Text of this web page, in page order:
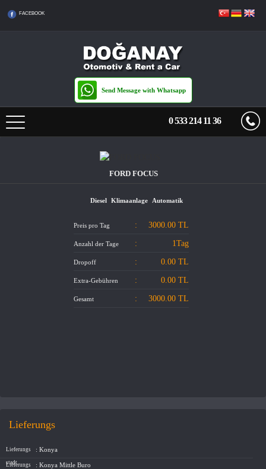
Send Message with Whatsapp
FACEBOOK
NACH HAUSE
MIETBEDINGUNGEN
KOMMUNIKATION
0 533 214 11 36
FORD FOCUS
Diesel Klimaanlage Automatik
Preis pro Tag : 3000.00 TL
Anzahl der Tage : 1Tag
Dropoff : 0.00 TL
Extra-Gebühren : 0.00 TL
Gesamt : 3000.00 TL
Lieferungs
Lieferungs
stadt
: Konya
Lieferungs : Konya Mittle Buro